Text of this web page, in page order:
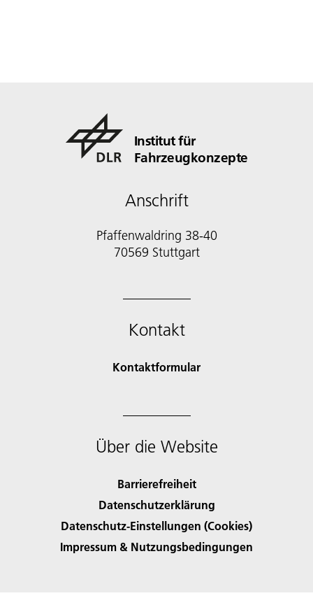
Institut für
Fahrzeugkonzepte
Anschrift
Pfaffenwaldring 38-40
70569 Stuttgart
Kontakt
Kontaktformular
Über die Website
Barrierefreiheit
Datenschutzerklärung
Datenschutz-Einstellungen (Cookies)
Impressum & Nutzungsbedingungen